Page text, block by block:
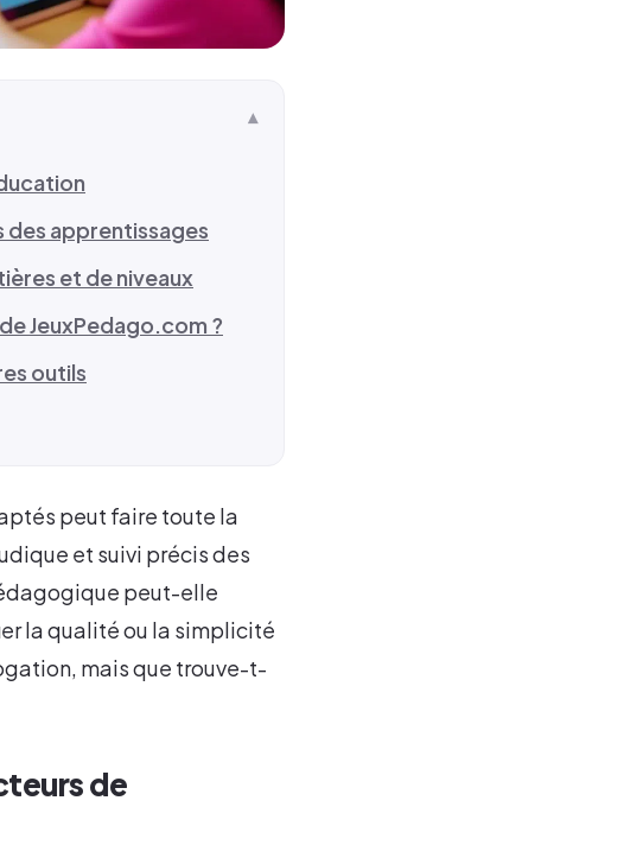
des apprentissages
et de niveaux
JeuxPedago.com ?
outils
peut faire toute la
et suivi précis des
peut-elle
la qualité ou la simplicité
mais que trouve-t-
de